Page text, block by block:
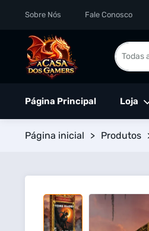
Sobre Nós Fale Conosco
Página Principal Loja
Página inicial > Produtos